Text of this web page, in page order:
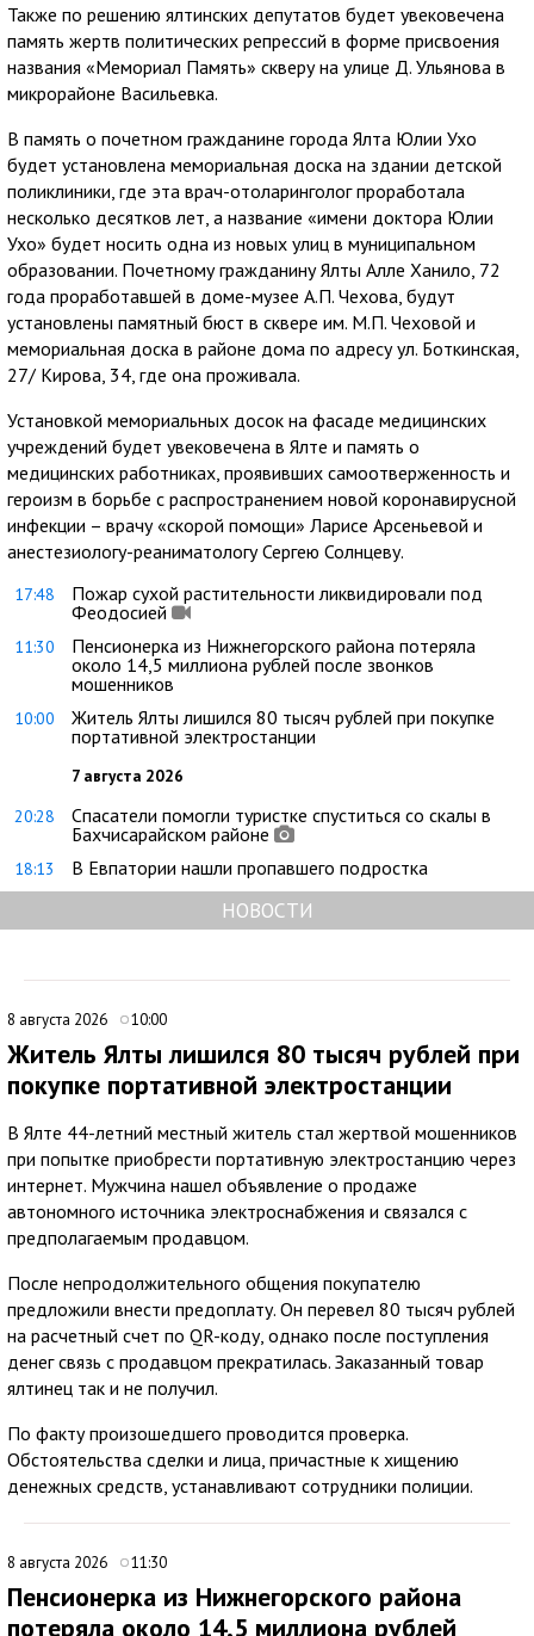
Также по решению ялтинских депутатов будет увековечена
память жертв политических репрессий в форме присвоения
названия «Мемориал Память» скверу на улице Д. Ульянова в
микрорайоне Васильевка.
В память о почетном гражданине города Ялта Юлии Ухо
будет установлена мемориальная доска на здании детской
поликлиники, где эта врач-отоларинголог проработала
несколько десятков лет, а название «имени доктора Юлии
Ухо» будет носить одна из новых улиц в муниципальном
образовании. Почетному гражданину Ялты Алле Ханило, 72
года проработавшей в доме-музее А.П. Чехова, будут
установлены памятный бюст в сквере им. М.П. Чеховой и
мемориальная доска в районе дома по адресу ул. Боткинская,
27/ Кирова, 34, где она проживала.
Установкой мемориальных досок на фасаде медицинских
учреждений будет увековечена в Ялте и память о
медицинских работниках, проявивших самоотверженность и
героизм в борьбе с распространением новой коронавирусной
инфекции – врачу «скорой помощи» Ларисе Арсеньевой и
анестезиологу-реаниматологу Сергею Солнцеву.
17:48
Пожар сухой растительности ликвидировали под
Феодосией
11:30
Пенсионерка из Нижнегорского района потеряла
около 14,5 миллиона рублей после звонков
мошенников
10:00
Житель Ялты лишился 80 тысяч рублей при покупке
портативной электростанции
7 августа 2026
20:28
Спасатели помогли туристке спуститься со скалы в
Бахчисарайском районе
18:13 В Евпатории нашли пропавшего подростка
НОВОСТИ
8 августа 2026 10:00
Житель Ялты лишился 80 тысяч рублей при
покупке портативной электростанции
В Ялте 44-летний местный житель стал жертвой мошенников
при попытке приобрести портативную электростанцию через
интернет. Мужчина нашел объявление о продаже
автономного источника электроснабжения и связался с
предполагаемым продавцом.
После непродолжительного общения покупателю
предложили внести предоплату. Он перевел 80 тысяч рублей
на расчетный счет по QR-коду, однако после поступления
денег связь с продавцом прекратилась. Заказанный товар
ялтинец так и не получил.
По факту произошедшего проводится проверка.
Обстоятельства сделки и лица, причастные к хищению
денежных средств, устанавливают сотрудники полиции.
8 августа 2026 11:30
Пенсионерка из Нижнегорского района
потеряла около 14,5 миллиона рублей